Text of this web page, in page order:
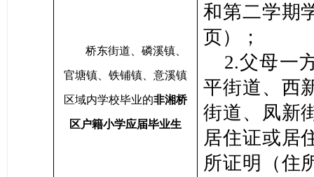
桥东街道、磷溪镇、
官塘镇、铁铺镇、意溪镇
区域内学校毕业的非湘桥
区户籍小学应届毕业生
和第二学期
页）；
2.父母一
平街道、西
街道、凤新
居住证或居
所证明（住